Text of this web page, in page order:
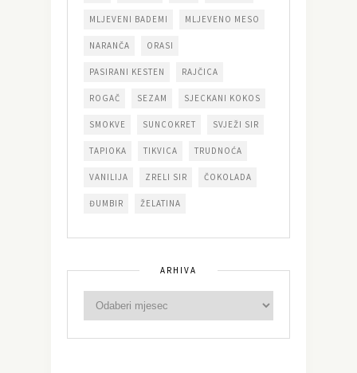
MLJEVENI BADEMI MLJEVENO MESO
NARANČA ORASI
PASIRANI KESTEN RAJČICA
ROGAČ SEZAM SJECKANI KOKOS
SMOKVE SUNCOKRET SVJEŽI SIR
TAPIOKA TIKVICA TRUDNOĆA
VANILIJA ZRELI SIR ČOKOLADA
ĐUMBIR ŽELATINA
ARHIVA